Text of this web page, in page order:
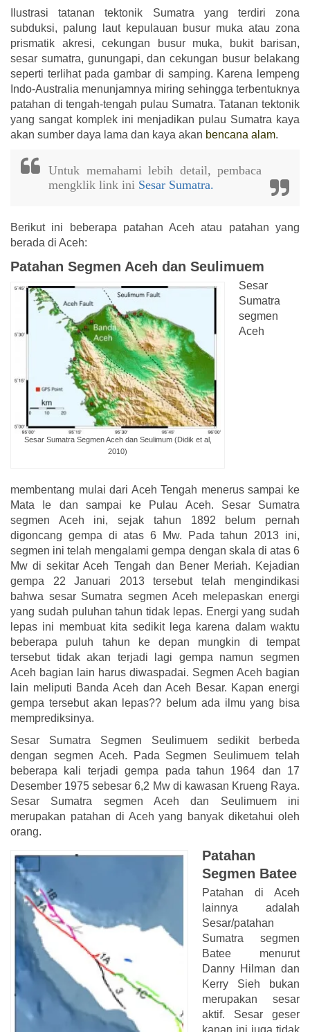
Ilustrasi tatanan tektonik Sumatra yang terdiri zona
subduksi, palung laut kepulauan busur muka atau zona
prismatik akresi, cekungan busur muka, bukit barisan,
sesar sumatra, gunungapi, dan cekungan busur belakang
seperti terlihat pada gambar di samping. Karena lempeng
Indo-Australia menunjamnya miring sehingga terbentuknya
patahan di tengah-tengah pulau Sumatra. Tatanan tektonik
yang sangat komplek ini menjadikan pulau Sumatra kaya
akan sumber daya lama dan kaya akan bencana alam.
Untuk memahami lebih detail, pembaca
mengklik link ini Sesar Sumatra.
Berikut ini beberapa patahan Aceh atau patahan yang
berada di Aceh:
Patahan Segmen Aceh dan Seulimuem
Sesar Sumatra Segmen Aceh dan Seulimum (Didik et al,
2010)
Sesar
Sumatra
segmen
Aceh
membentang mulai dari Aceh Tengah menerus sampai ke
Mata Ie dan sampai ke Pulau Aceh. Sesar Sumatra
segmen Aceh ini, sejak tahun 1892 belum pernah
digoncang gempa di atas 6 Mw. Pada tahun 2013 ini,
segmen ini telah mengalami gempa dengan skala di atas 6
Mw di sekitar Aceh Tengah dan Bener Meriah. Kejadian
gempa 22 Januari 2013 tersebut telah mengindikasi
bahwa sesar Sumatra segmen Aceh melepaskan energi
yang sudah puluhan tahun tidak lepas. Energi yang sudah
lepas ini membuat kita sedikit lega karena dalam waktu
beberapa puluh tahun ke depan mungkin di tempat
tersebut tidak akan terjadi lagi gempa namun segmen
Aceh bagian lain harus diwaspadai. Segmen Aceh bagian
lain meliputi Banda Aceh dan Aceh Besar. Kapan energi
gempa tersebut akan lepas?? belum ada ilmu yang bisa
memprediksinya.
Sesar Sumatra Segmen Seulimuem sedikit berbeda
dengan segmen Aceh. Pada Segmen Seulimuem telah
beberapa kali terjadi gempa pada tahun 1964 dan 17
Desember 1975 sebesar 6,2 Mw di kawasan Krueng Raya.
Sesar Sumatra segmen Aceh dan Seulimuem ini
merupakan patahan di Aceh yang banyak diketahui oleh
orang.
Patahan
Segmen Batee
Patahan di Aceh
lainnya adalah
Sesar/patahan
Sumatra segmen
Batee menurut
Danny Hilman dan
Kerry Sieh bukan
merupakan sesar
aktif. Sesar geser